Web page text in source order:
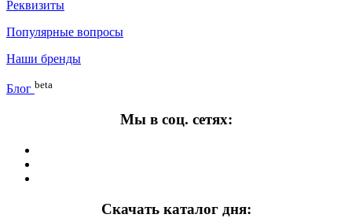
Реквизиты
Популярные вопросы
Наши бренды
Блог beta
Мы в соц. сетях:
Скачать каталог дня: